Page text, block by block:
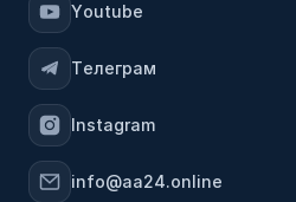
Youtube
Телеграм
Instagram
info@aa24.online